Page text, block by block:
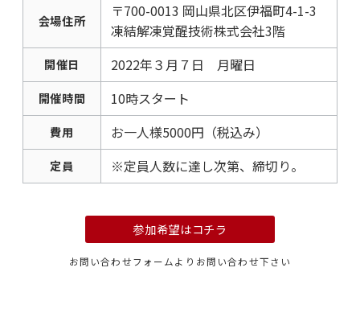
会場住所
〒700-0013 岡山県北区伊福町4-1-3
凍結解凍覚醒技術株式会社3階
開催日 2022年３月７日 月曜日
開催時間 10時スタート
費用 お一人様5000円（税込み）
定員 ※定員人数に達し次第、締切り。
参加希望はコチラ
お問い合わせフォームよりお問い合わせ下さい